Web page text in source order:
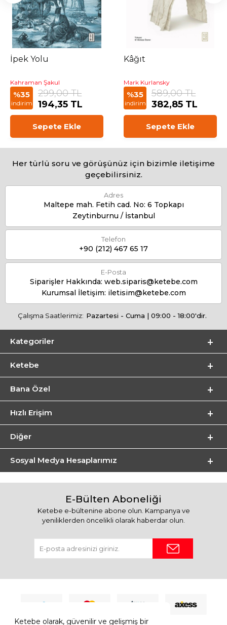
Ketebe olarak, güvenilir ve gelişmiş bir
İpek Yolu
Kahraman Şakul
%35
indirim
299,00 TL
194,35 TL
Sepete Ekle
Kâğıt
Mark Kurlansky
%35
indirim
589,00 TL
382,85 TL
Sepete Ekle
Her türlü soru ve görüşünüz için bizimle iletişime
geçebilirsiniz.
Adres
Maltepe mah. Fetih cad. No: 6 Topkapı
Zeytinburnu / İstanbul
Telefon
+90 (212) 467 65 17
E-Posta
Siparişler Hakkında: web.siparis@ketebe.com
Kurumsal İletişim: iletisim@ketebe.com
Çalışma Saatlerimiz: Pazartesi - Cuma | 09:00 - 18:00'dir.
Kategoriler
Ketebe
Bana Özel
Hızlı Erişim
Diğer
Sosyal Medya Hesaplarımız
E-Bülten Aboneliği
Ketebe e-bültenine abone olun. Kampanya ve
yeniliklerden öncelikli olarak haberdar olun.